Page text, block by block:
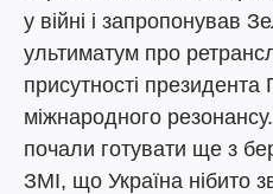
у війні і запропонував
ультиматум про
присутності
міжнародного
почали готувати ще з
ЗМІ, що Україна нібито